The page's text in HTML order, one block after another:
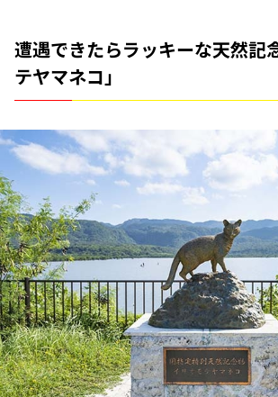
遭遇できたらラッキーな天然記
テヤマネコ」